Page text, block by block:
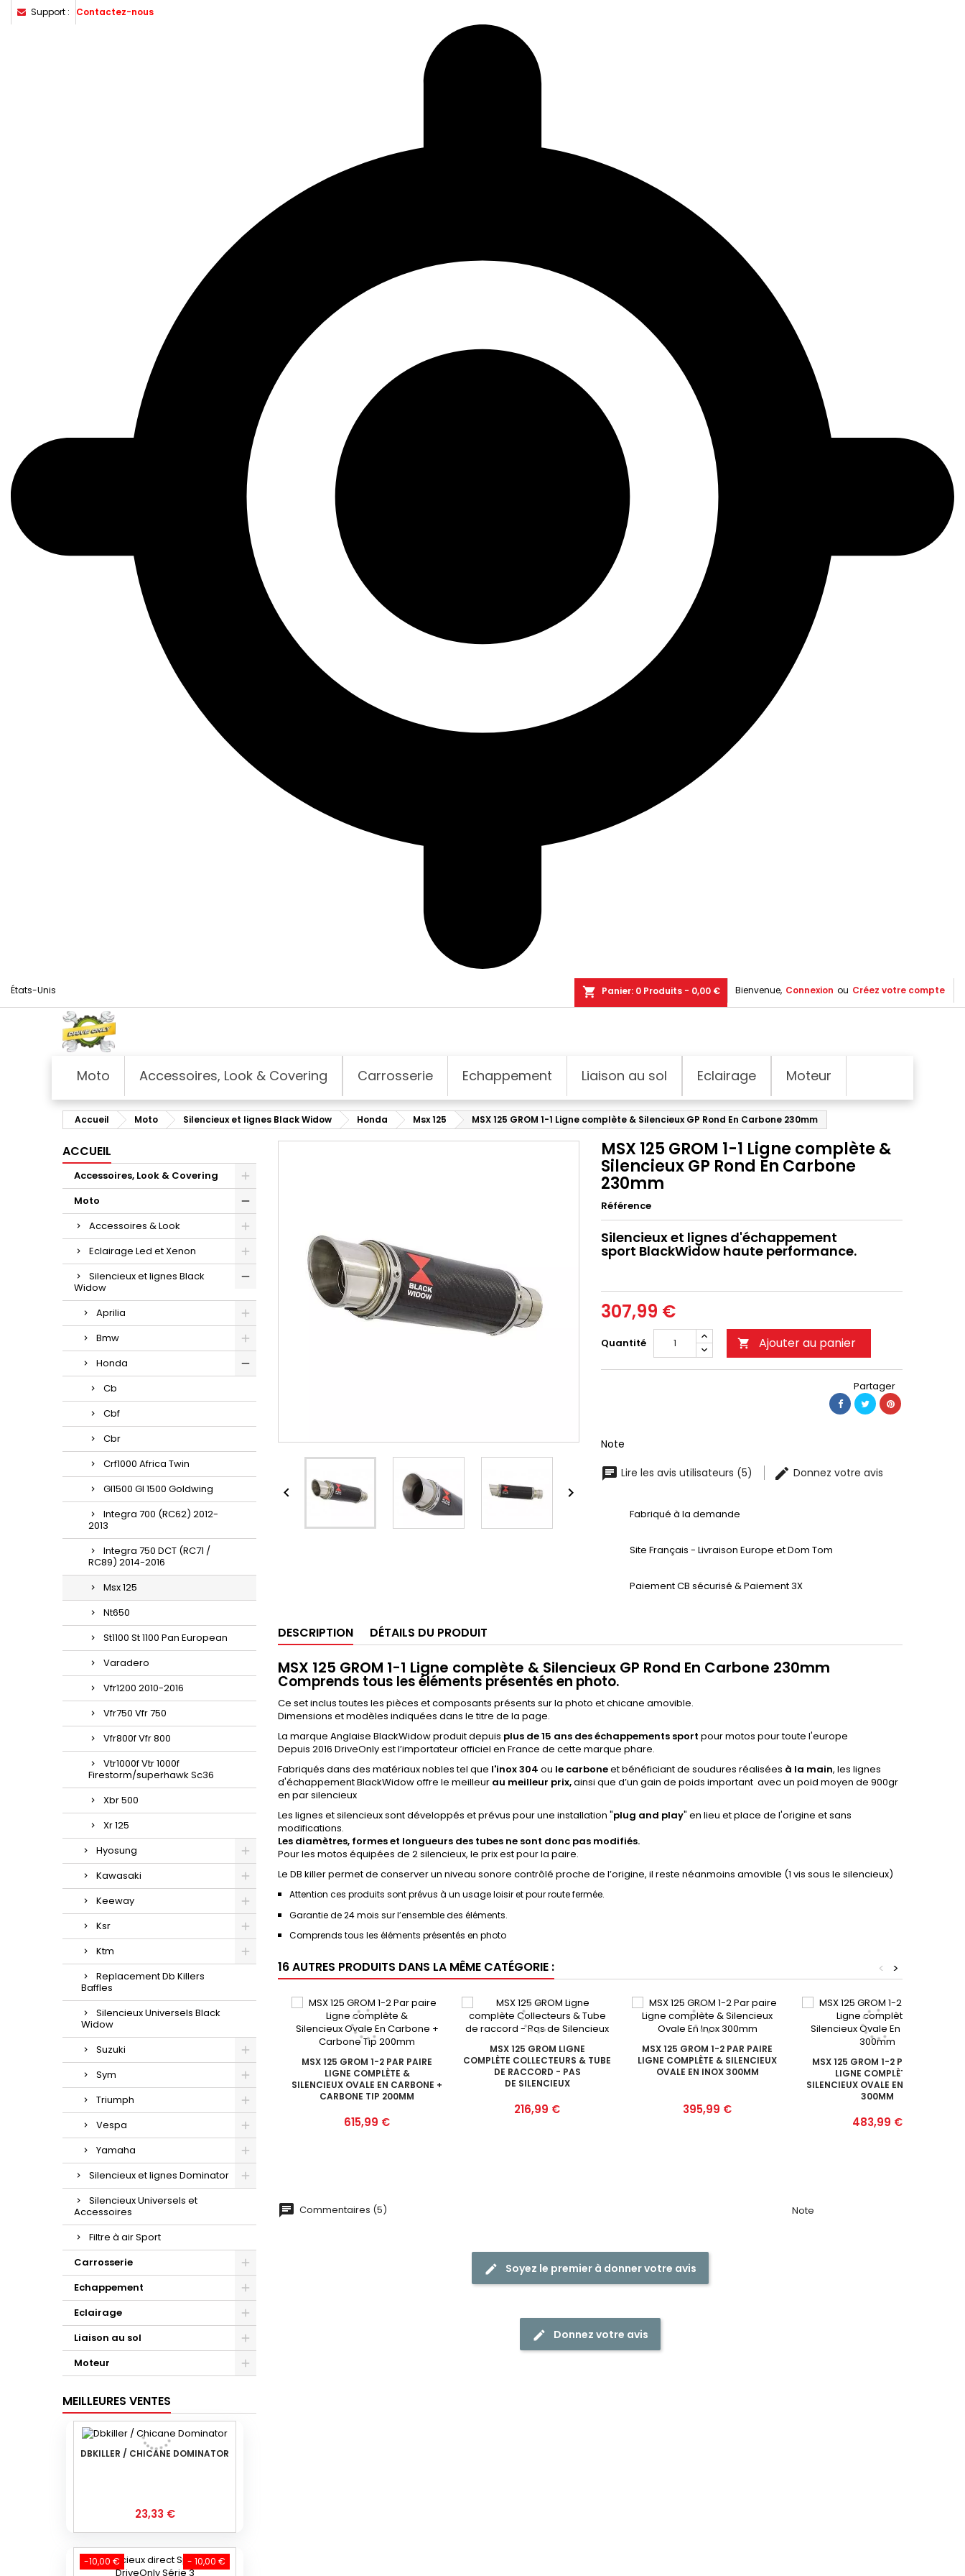
Support : Contactez-nous
États-Unis Bienvenue, Connexion ou Créez votre compte
shopping_cart Panier: 0 Produits - 0,00 €
Moto Accessoires, Look & Covering Carrosserie Echappement Liaison au sol Eclairage Moteur
Accueil Moto Silencieux et lignes Black Widow Honda Msx 125 MSX 125 GROM 1-1 Ligne complète & Silencieux GP Rond En Carbone 230mm
ACCUEIL
Accessoires, Look & Covering
Moto
Accessoires & Look
Eclairage Led et Xenon
Silencieux et lignes Black
Widow
Aprilia
Bmw
Honda
Cb
Cbf
Cbr
Crf1000 Africa Twin
Gl1500 Gl 1500 Goldwing
Integra 700 (RC62) 2012-
2013
Integra 750 DCT (RC71 /
RC89) 2014-2016
Msx 125
Nt650
St1100 St 1100 Pan European
Varadero
Vfr1200 2010-2016
Vfr750 Vfr 750
Vfr800f Vfr 800
Vtr1000f Vtr 1000f
Firestorm/superhawk Sc36
Xbr 500
Xr 125
Hyosung
Kawasaki
Keeway
Ksr
Ktm
Replacement Db Killers
Baffles
Silencieux Universels Black
Widow
Suzuki
Sym
Triumph
Vespa
Yamaha
Silencieux et lignes Dominator
Silencieux Universels et
Accessoires
Filtre à air Sport
Carrosserie
Echappement
Eclairage
Liaison au sol
Moteur
MEILLEURES VENTES
DBKILLER / CHICANE DOMINATOR
Prix
23,33 €
- 10,00 €
-10,00 €
 
MSX 125 GROM 1-1 Ligne complète &
Silencieux GP Rond En Carbone
230mm
Référence
Silencieux et lignes d'échappement
sport BlackWidow haute performance.
307,99 €
Quantité  Ajouter au panier
Partager
Note
Lire les avis utilisateurs (5)
Donnez votre avis
Fabriqué à la demande
Site Français - Livraison Europe et Dom Tom
Paiement CB sécurisé & Paiement 3X
DESCRIPTION DÉTAILS DU PRODUIT
MSX 125 GROM 1-1 Ligne complète & Silencieux GP Rond En Carbone 230mm
Comprends tous les éléments présentés en photo.
Ce set inclus toutes les pièces et composants présents sur la photo et chicane amovible.
Dimensions et modèles indiquées dans le titre de la page.
La marque Anglaise BlackWidow produit depuis plus de 15 ans des échappements sport pour motos pour toute l'europe
Depuis 2016 DriveOnly est l’importateur officiel en France de cette marque phare.
Fabriqués dans des matériaux nobles tel que l'inox 304 ou le carboneet bénéficiant de soudures réalisées à la main, les lignes
d'échappement BlackWidow offre le meilleur au meilleur prix,ainsi que d’un gain de poids important avec un poid moyen de 900gr
en par silencieux
Les lignes et silencieux sont développés et prévus pour une installation "plug and play" en lieu et place de l'origine et sans
modifications.
Les diamètres, formes et longueurs des tubes ne sont donc pas modifiés.
Pour les motos équipées de 2 silencieux, le prix est pour la paire.
Le DB killer permet de conserver un niveau sonore contrôlé proche de l’origine, il reste néanmoins amovible (1 vis sous le silencieux)
Attention ces produits sont prévus à un usage loisir et pour route fermée.
Garantie de 24 mois sur l’ensemble des éléments.
Comprends tous les éléments présentés en photo
16 AUTRES PRODUITS DANS LA MÊME CATÉGORIE : >
<
MSX 125 GROM 1-2 PAR PAIRE
LIGNE COMPLÈTE &
SILENCIEUX OVALE EN CARBONE +
CARBONE TIP 200MM
Prix
615,99 €
MSX 125 GROM LIGNE
COMPLÈTE COLLECTEURS & TUBE
DE RACCORD - PAS
DE SILENCIEUX
Prix
216,99 €
MSX 125 GROM 1-2 PAR PAIRE
LIGNE COMPLÈTE & SILENCIEUX
OVALE EN INOX 300MM
Prix
395,99 €
MSX 125 GROM 1-2 PAR PAIRE
LIGNE COMPLÈTE &
SILENCIEUX OVALE EN CARBONE
300MM
Prix
483,99 €
Commentaires (5) Note
Soyez le premier à donner votre avis
Donnez votre avis